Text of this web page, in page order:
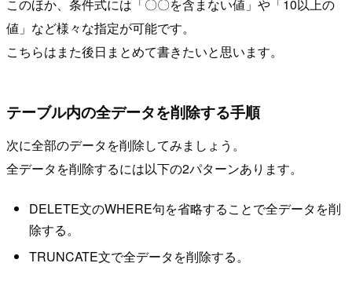
このほか、条件式には「〇〇を含まない値」や「10以上の
値」など様々な指定が可能です。
こちらはまた後日まとめて書きたいと思います。
テーブル内の全データを削除する手順
次に全部のデータを削除してみましょう。
全データを削除するには以下の2パターンあります。
DELETE文のWHERE句を省略することで全データを削
除する。
TRUNCATE文で全データを削除する。